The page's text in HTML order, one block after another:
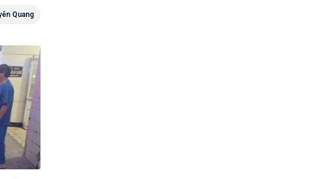
Quang